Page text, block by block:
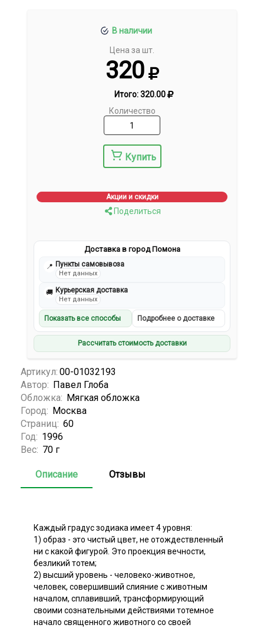
В наличии
Цена за шт.
320
Итого:320.00
Количество
Купить
Акции и скидки
Поделиться
Доставка в город Помона
📍 Пункты самовывоза
Нет данных
🚚 Курьерская доставка
Нет данных
Показать все способы Подробнее о доставке
Рассчитать стоимость доставки
Артикул: 00-01032193
Автор: Павел Глоба
Обложка: Мягкая обложка
Город: Москва
Страниц: 60
Год: 1996
Вес: 70 г
Описание Отзывы
Каждый градус зодиака имеет 4 уровня:
1) образ - это чистый цвет, не отождествленный
ни с какой фигурой. Это проекция вечности,
безликий тотем;
2) высший уровень - человеко-животное,
человек, совершивший слияние с животным
началом, сплавивший, трансформирующий
своими сознательными действиями тотемное
начало священного животного со своей